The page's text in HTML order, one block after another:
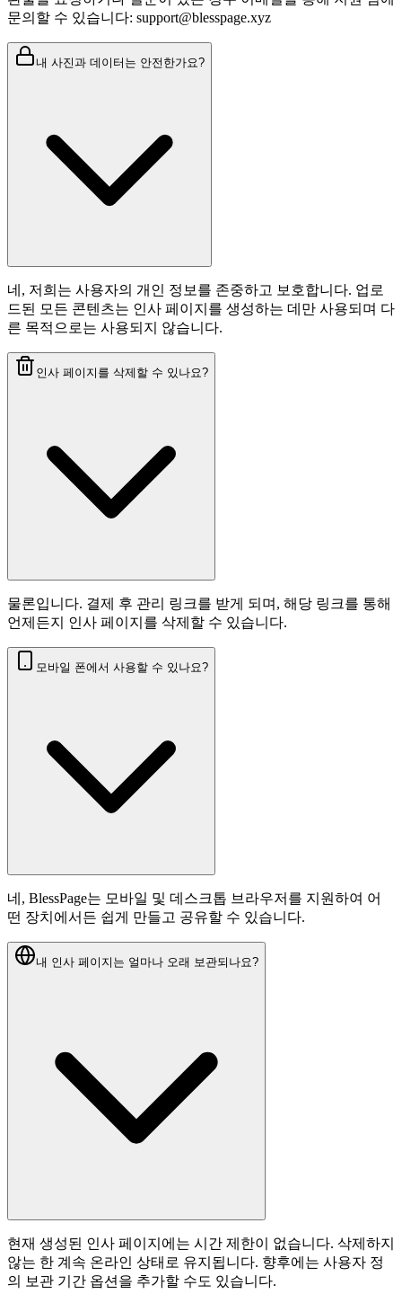
문의할 수 있습니다: support@blesspage.xyz
내 사진과 데이터는 안전한가요?
네, 저희는 사용자의 개인 정보를 존중하고 보호합니다. 업로
드된 모든 콘텐츠는 인사 페이지를 생성하는 데만 사용되며 다
른 목적으로는 사용되지 않습니다.
인사 페이지를 삭제할 수 있나요?
물론입니다. 결제 후 관리 링크를 받게 되며, 해당 링크를 통해
언제든지 인사 페이지를 삭제할 수 있습니다.
모바일 폰에서 사용할 수 있나요?
네, BlessPage는 모바일 및 데스크톱 브라우저를 지원하여 어
떤 장치에서든 쉽게 만들고 공유할 수 있습니다.
내 인사 페이지는 얼마나 오래 보관되나요?
현재 생성된 인사 페이지에는 시간 제한이 없습니다. 삭제하지
않는 한 계속 온라인 상태로 유지됩니다. 향후에는 사용자 정
의 보관 기간 옵션을 추가할 수도 있습니다.